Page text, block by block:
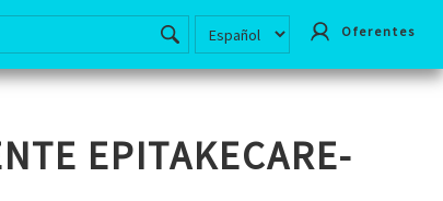
Oferentes
EPITAKECARE-